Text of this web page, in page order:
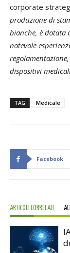
corporate
produzione di
bianche, è dotata
notevole
dispositivi
TAG Medicale
Facebook
ARTICOLI CORRELATI